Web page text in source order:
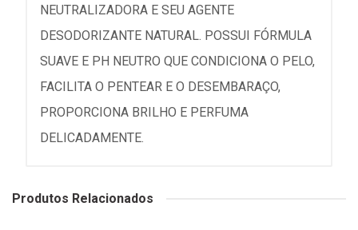
NEUTRALIZADORA E SEU AGENTE
DESODORIZANTE NATURAL. POSSUI FÓRMULA
SUAVE E PH NEUTRO QUE CONDICIONA O PELO,
FACILITA O PENTEAR E O DESEMBARAÇO,
PROPORCIONA BRILHO E PERFUMA
DELICADAMENTE.
Produtos Relacionados